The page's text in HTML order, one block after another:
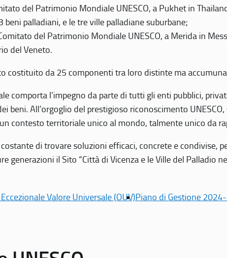
del Patrimonio Mondiale UNESCO, a Pukhet in
palladiani, e le tre ville palladiane suburbane;
del Patrimonio Mondiale UNESCO, a Merida in
del Veneto.
costituito da 25 componenti tra loro distinte ma
comporta l’impegno da parte di tutti gli enti pubblici,
beni. All’orgoglio del prestigioso riconoscimento
contesto territoriale unico al mondo, talmente unico da
di trovare soluzioni efficaci, concrete e condivise,
il Sito “Città di Vicenza e le Ville del Palladio
Valore Universale (OUV)Piano di Gestione